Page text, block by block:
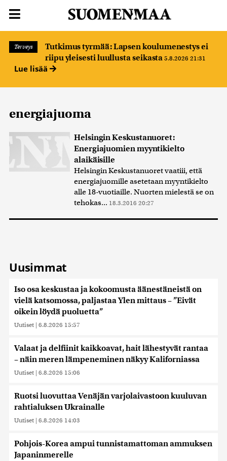
Terveys
Tutkimus tyrmää: Lapsen koulumenestys ei
riipu yleisesti luullusta seikasta 5.8.2026 21:31
Lue lisää
energiajuoma
Helsingin Keskustanuoret:
Energiajuomien myyntikielto
alaikäisille
Helsingin Keskustanuoret vaatiii, että
energiajuomille asetetaan myyntikielto
alle 18-vuotiaille. Nuorten mielestä se on
tehokas... 18.3.2016 20:27
Uusimmat
Iso osa keskustaa ja kokoomusta äänestäneistä on
vielä katsomossa, paljastaa Ylen mittaus – ”Eivät
oikein löydä puoluetta”
Uutiset | 6.8.2026 15:57
Valaat ja delfiinit kaikkoavat, hait lähestyvät rantaa
– näin meren lämpeneminen näkyy Kaliforniassa
Uutiset | 6.8.2026 15:06
Ruotsi luovuttaa Venäjän varjolaivastoon kuuluvan
rahtialuksen Ukrainalle
Uutiset | 6.8.2026 14:03
Pohjois-Korea ampui tunnistamattoman ammuksen
Japaninmerelle